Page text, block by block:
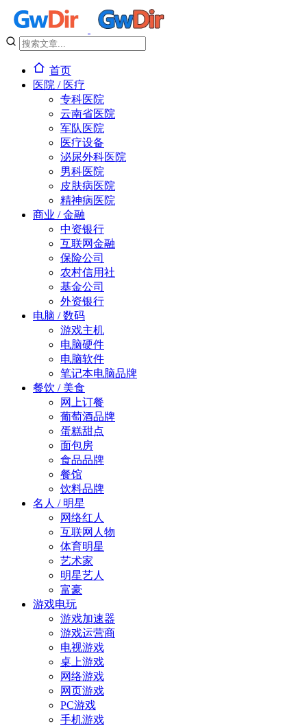
首页
医院 / 医疗
专科医院
云南省医院
军队医院
医疗设备
泌尿外科医院
男科医院
皮肤病医院
精神病医院
商业 / 金融
中资银行
互联网金融
保险公司
农村信用社
基金公司
外资银行
电脑 / 数码
游戏主机
电脑硬件
电脑软件
笔记本电脑品牌
餐饮 / 美食
网上订餐
葡萄酒品牌
蛋糕甜点
面包房
食品品牌
餐馆
饮料品牌
名人 / 明星
网络红人
互联网人物
体育明星
艺术家
明星艺人
富豪
游戏电玩
游戏加速器
游戏运营商
电视游戏
桌上游戏
网络游戏
网页游戏
PC游戏
手机游戏